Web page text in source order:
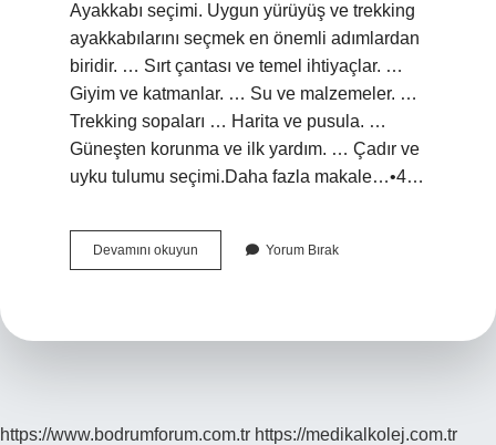
Ayakkabı seçimi. Uygun yürüyüş ve trekking
ayakkabılarını seçmek en önemli adımlardan
biridir. … Sırt çantası ve temel ihtiyaçlar. …
Giyim ve katmanlar. … Su ve malzemeler. …
Trekking sopaları … Harita ve pusula. …
Güneşten korunma ve ilk yardım. … Çadır ve
uyku tulumu seçimi.Daha fazla makale…•4…
Devamını okuyun Yürüyüş
Çantasında
Yorum Bırak
https://www.bodrumforum.com.tr https://medikalkolej.com.tr